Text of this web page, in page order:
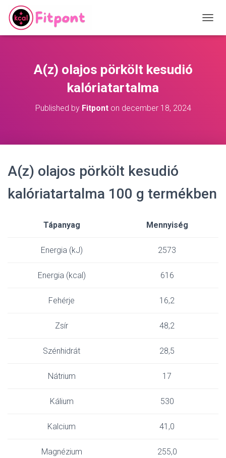
O
A(z) olajos pörkölt kesudió
kalóriatartalma
Published by Fitponton december 18, 2024
A(z) olajos pörkölt kesudió
kalóriatartalma 100 g termékben
Tápanyag Mennyiség
Energia (kJ) 2573
Energia (kcal) 616
Fehérje 16,2
Zsír 48,2
Szénhidrát 28,5
Nátrium 17
Kálium 530
Kalcium 41,0
Magnézium 255,0